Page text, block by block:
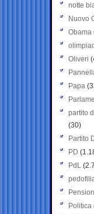
notte
Nuovo
Obama
Oliveri
Papa
partito
(30)
Partito
PD
PdL
Politica